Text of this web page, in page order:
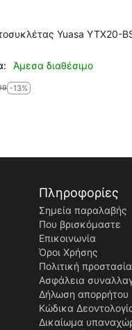
Yuasa YTX20-
Άμεσα διαθέσιμο
-13%
Πληροφορίες
Σημεία παραλαβής
Που βρισκόμαστε
Επικοινωνία
Όροι Χρήσης
Πολιτική
Ασφάλεια
Δήλωση απορρήτου
Κώδικα
Δικαίωμα